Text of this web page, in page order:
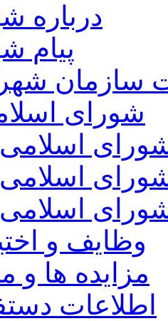
درباره
پیام
سازمان
شورای
وظایف و
مزایده ها و
اطلاعات